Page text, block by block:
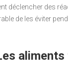
déclencher des
de les éviter